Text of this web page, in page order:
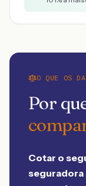
O QUE OS
Por
Cotar o
seguradora